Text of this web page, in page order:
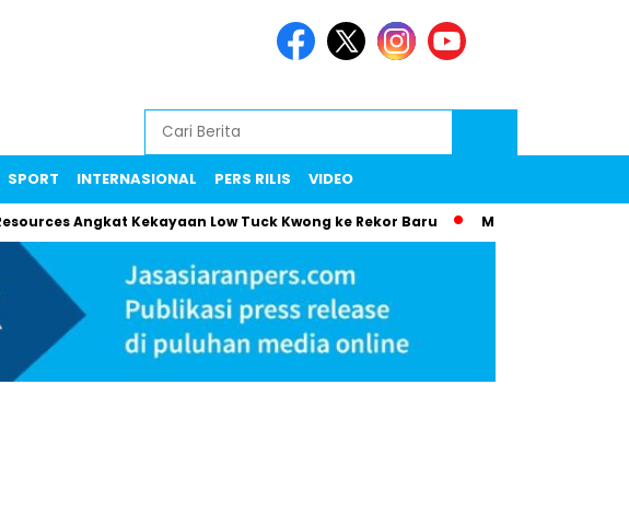
SPORT INTERNASIONAL PERS RILIS VIDEO
Angkat Kekayaan Low Tuck Kwong ke Rekor Baru Maman Klarifikasi Surat